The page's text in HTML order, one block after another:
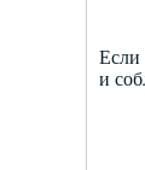
Если
и